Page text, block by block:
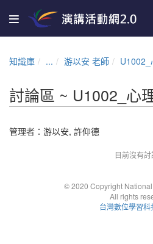
知識庫 ... 游以安 老師
討論區 ~ U1002_心
管理者： 游以安, 許仰德
目前沒有
© 2020 Copyright
All rights
台灣數位學習科